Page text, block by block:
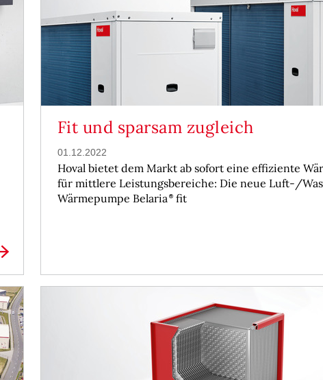
Fit und sparsam zugleich
01.12.2022
Hoval bietet dem Markt ab sofort eine effiziente
für mittlere Leistungsbereiche: Die neue Luft-/
Wärmepumpe Belaria fit